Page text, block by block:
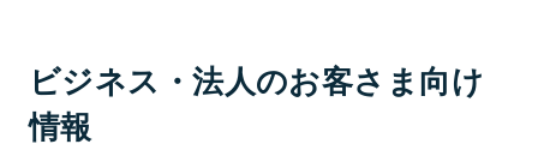
ビジネス・法人のお客さま向け
情報